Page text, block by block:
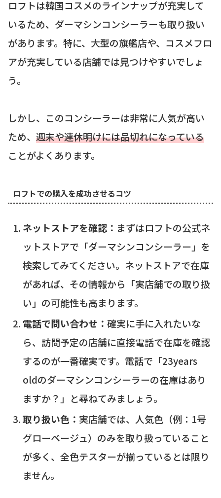
ロフトは韓国コスメのラインナップが充実して
いるため、ダーマシンコンシーラーも取り扱い
があります。特に、大型の旗艦店や、コスメフロ
アが充実している店舗では見つけやすいでしょ
う。
しかし、このコンシーラーは非常に人気が高い
ため、 週末や連休明けには品切れになっている
ことがよくあります。
ロフトでの購入を成功させるコツ
ネットストアを確認： まずはロフトの公式ネ
ットストアで「ダーマシンコンシーラー」を
検索してみてください。ネットストアで在庫
があれば、その情報から「実店舗での取り扱
い」の可能性も高まります。
電話で問い合わせ： 確実に手に入れたいな
ら、訪問予定の店舗に直接電話で在庫を確認
するのが一番確実です。電話で「23years
oldのダーマシンコンシーラーの在庫はあり
ますか？」と尋ねてみましょう。
取り扱い色： 実店舗では、人気色（例：1号
グローベージュ）のみを取り扱っていること
が多く、全色テスターが揃っているとは限り
ません。